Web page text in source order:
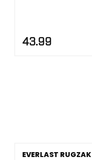
43.99
EVERLAST